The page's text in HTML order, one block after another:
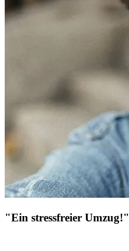
"Ein stressfreier Umzug!"